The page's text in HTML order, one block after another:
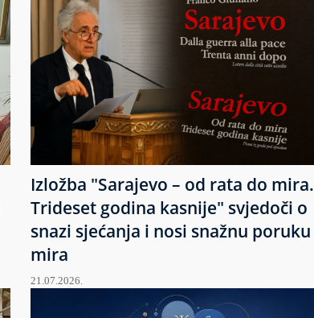
Izložba "Sarajevo – od rata do mira.
Trideset godina kasnije" svjedoči o
snazi sjećanja i nosi snažnu poruku
mira
21.07.2026.